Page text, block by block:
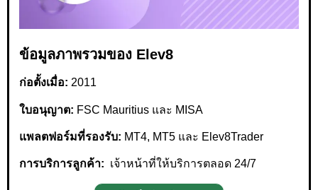
ข้อมูลภาพรวมของ Elev8
ก่อตั้งเมื่อ: 2011
ใบอนุญาต: FSC Mauritius และ MISA
แพลตฟอร์มที่รองรับ: MT4, MT5 และ Elev8Trader
การบริการลูกค้า: เจ้าหน้าที่ให้บริการตลอด 24/7